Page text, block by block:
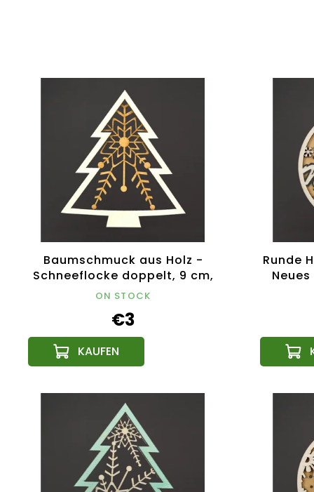
Baumschmuck aus Holz -
Schneeflocke doppelt, 9 cm,
tschechisches Produkt
ON STOCK
€3
Runde